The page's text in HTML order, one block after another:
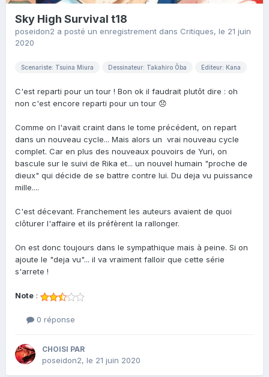
Sky High Survival t18
poseidon2 a posté un enregistrement dans Critiques, le 21 juin
2020
Scenariste: Tsuina Miura Dessinateur: Takahiro Ôba Editeur: Kana
C'est reparti pour un tour ! Bon ok il faudrait plutôt dire : oh
non c'est encore reparti pour un tour 😞
Comme on l'avait craint dans le tome précédent, on repart
dans un nouveau cycle... Mais alors un vrai nouveau cycle
complet. Car en plus des nouveaux pouvoirs de Yuri, on
bascule sur le suivi de Rika et... un nouvel humain "proche de
dieux" qui décide de se battre contre lui. Du deja vu puissance
mille....
C'est décevant. Franchement les auteurs avaient de quoi
clôturer l'affaire et ils préfèrent la rallonger.
On est donc toujours dans le sympathique mais à peine. Si on
ajoute le "deja vu"... il va vraiment falloir que cette série
s'arrete !
Note :
0 réponse
CHOISI PAR
poseidon2, le 21 juin 2020